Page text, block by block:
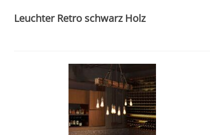
Leuchter Retro schwarz Holz